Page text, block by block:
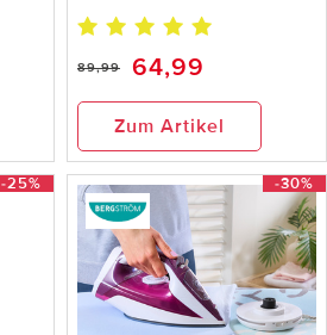
89,99 64,99
Zum Artikel
-25% -30%